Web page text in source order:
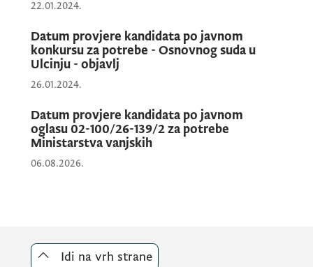
provjeru znanja iz oblasti ustavnog sistema,
organizacije, funkcionisanja, načina rada i
postupanja organa državne uprave, na koja
više ponuđenih odgovora.
Izrada teorijskog dijela pisanog testa traje
na teorijskom dijelu pisanog testa mogu
22.01.2024.
Datum provjere kandidata po javnom
konkursu za potrebe - Osnovnog suda u
Ulcinju - objavlj
26.01.2024.
Datum provjere kandidata po javnom
oglasu 02-100/26-139/2 za potrebe
Ministarstva vanjskih
06.08.2026.
Idi na vrh strane